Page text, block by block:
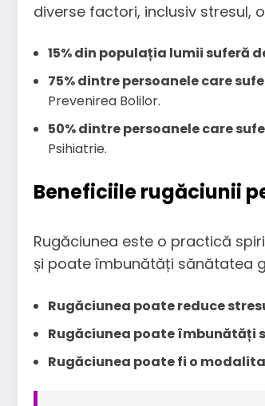
diverse factori, inclusiv stresul,
15% din populația lumii suferă
75% dintre persoanele care
Prevenirea Bolilor.
50% dintre persoanele care
Psihiatrie.
Beneficiile rugăciunii
Rugăciunea este o practică
și poate îmbunătăți sănătatea
Rugăciunea poate reduce
Rugăciunea poate îmbunătăți
Rugăciunea poate fi o